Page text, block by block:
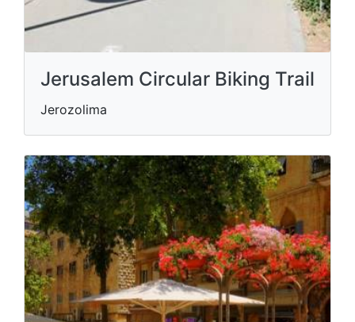
Jerusalem Circular Biking Trail
Jerozolima